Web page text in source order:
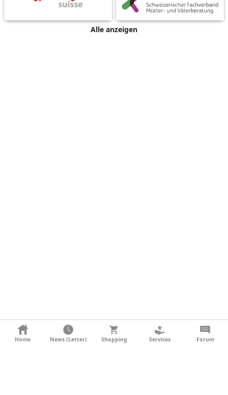
Alle anzeigen
KONTAKT
Home News (Letter) Shopping Services Forum